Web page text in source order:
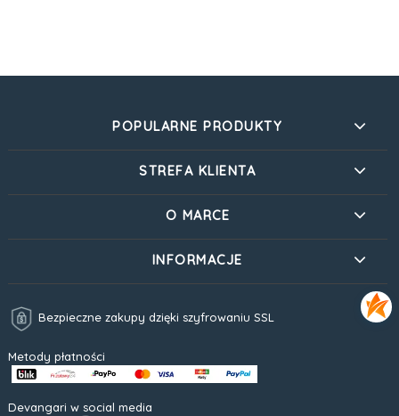
POPULARNE PRODUKTY
STREFA KLIENTA
O MARCE
INFORMACJE
Bezpieczne zakupy dzięki szyfrowaniu SSL
Metody płatności
Devangari w social media